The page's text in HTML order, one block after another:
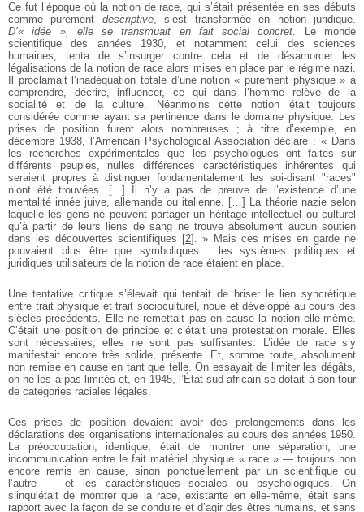
Ce fut l’époque où la notion de race, qui s’était présentée en ses débuts
comme purement descriptive, s’est transformée en notion juridique.
D’« idée », elle se transmuait en fait social concret. Le monde
scientifique des années 1930, et notamment celui des sciences
humaines, tenta de s’insurger contre cela et de désamorcer les
légalisations de la notion de race alors mises en place par le régime nazi.
Il proclamait l’inadéquation totale d’une notion « purement physique » à
comprendre, décrire, influencer, ce qui dans l’homme relève de la
socialité et de la culture. Néanmoins cette notion était toujours
considérée comme ayant sa pertinence dans le domaine physique. Les
prises de position furent alors nombreuses ; à titre d’exemple, en
décembre 1938, l’American Psychological Association déclare : « Dans
les recherches expérimentales que les psychologues ont faites sur
différents peuples, nulles différences caractéristiques inhérentes qui
seraient propres à distinguer fondamentalement les soi-disant "races"
n’ont été trouvées. [...] Il n’y a pas de preuve de l’existence d’une
mentalité innée juive, allemande ou italienne. […] La théorie nazie selon
laquelle les gens ne peuvent partager un héritage intellectuel ou culturel
qu’à partir de leurs liens de sang ne trouve absolument aucun soutien
dans les découvertes scientifiques [2] . » Mais ces mises en garde ne
pouvaient plus être que symboliques : les systèmes politiques et
juridiques utilisateurs de la notion de race étaient en place.
Une tentative critique s’élevait qui tentait de briser le lien syncrétique
entre trait physique et trait socioculturel, noué et développé au cours des
siècles précédents. Elle ne remettait pas en cause la notion elle-même.
C’était une position de principe et c’était une protestation morale. Elles
sont nécessaires, elles ne sont pas suffisantes. L’idée de race s’y
manifestait encore très solide, présente. Et, somme toute, absolument
non remise en cause en tant que telle. On essayait de limiter les dégâts,
on ne les a pas limités et, en 1945, l’État sud-africain se dotait à son tour
de catégories raciales légales.
Ces prises de position devaient avoir des prolongements dans les
déclarations des organisations internationales au cours des années 1950.
La préoccupation, identique, était de montrer une séparation, une
incommunication entre le fait matériel physique « race » — toujours non
encore remis en cause, sinon ponctuellement par un scientifique ou
l’autre — et les caractéristiques sociales ou psychologiques. On
s’inquiétait de montrer que la race, existante en elle-même, était sans
rapport avec la façon de se conduire et d’agir des êtres humains, et sans